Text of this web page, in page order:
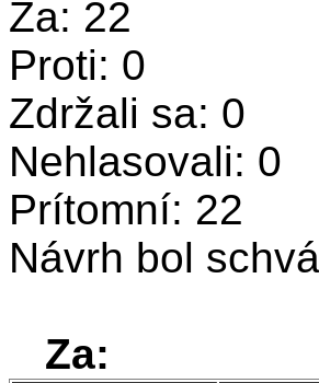
Za: 22
Proti: 0
Zdržali sa: 0
Nehlasovali: 0
Prítomní: 22
Návrh bol
Za: